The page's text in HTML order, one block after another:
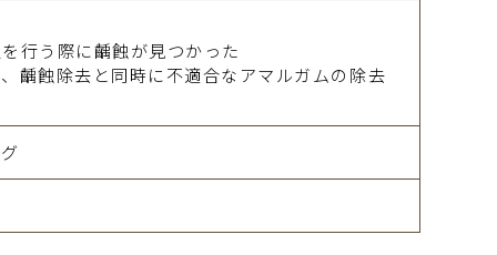
行う際に齲蝕が見つかった
齲蝕除去と同時に不適合なアマルガムの除去